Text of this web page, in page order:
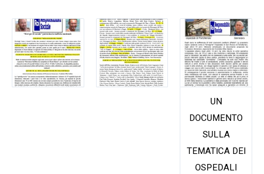
UN
DOCUMENTO
SULLA
TEMATICA DEI
OSPEDALI